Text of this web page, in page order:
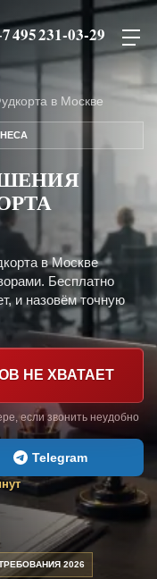
495 231-03-29
в Москве
в Москве
Бесплатно
и назовём точную
НЕ ХВАТАЕТ
если звонить неудобно
Telegram
2026